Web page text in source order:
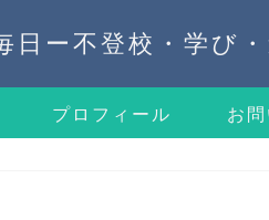
日ー不登校・学び
プロフィール お